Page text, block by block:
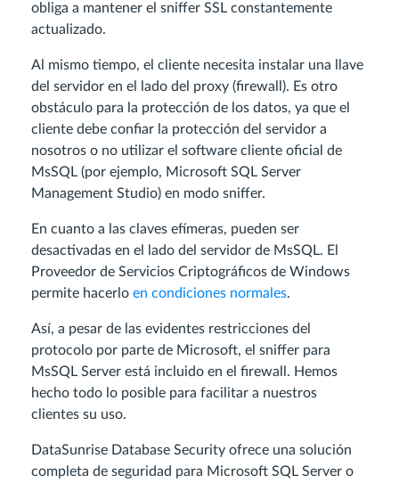
obliga a mantener el sniffer SSL constantemente
actualizado.
Al mismo tiempo, el cliente necesita instalar una llave
del servidor en el lado del proxy (firewall). Es otro
obstáculo para la protección de los datos, ya que el
cliente debe confiar la protección del servidor a
nosotros o no utilizar el software cliente oficial de
MsSQL (por ejemplo, Microsoft SQL Server
Management Studio) en modo sniffer.
En cuanto a las claves efímeras, pueden ser
desactivadas en el lado del servidor de MsSQL. El
Proveedor de Servicios Criptográficos de Windows
permite hacerlo en condiciones normales.
Así, a pesar de las evidentes restricciones del
protocolo por parte de Microsoft, el sniffer para
MsSQL Server está incluido en el firewall. Hemos
hecho todo lo posible para facilitar a nuestros
clientes su uso.
DataSunrise Database Security ofrece una solución
completa de seguridad para Microsoft SQL Server o